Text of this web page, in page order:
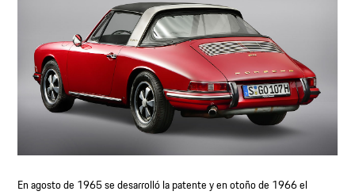
En agosto de 1965 se desarrolló la patente y en otoño de 1966 el